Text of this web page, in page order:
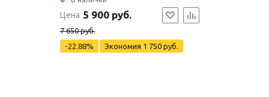
Цена 5 900 руб.
7 650 руб.
-22.88%
Экономия 1 750 руб.